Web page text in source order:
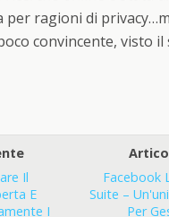
per ragioni di
convincente, visto il
Il
E
I
Facebook
Suite –
Per